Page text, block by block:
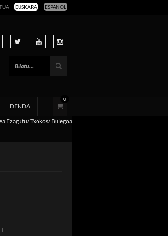
EUSKARA ESPAÑOL
DENDA
0
Ezagutu Txokos Bulegoa